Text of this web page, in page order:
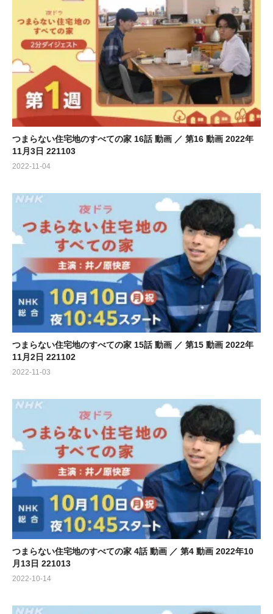
つまらない住宅地のすべての家 16話 動画 ／ 第16 動画 2022年
11月3日 221103
2022-11-04
つまらない住宅地のすべての家 15話 動画 ／ 第15 動画 2022年
11月2日 221102
2022-11-03
つまらない住宅地のすべての家 4話 動画 ／ 第4 動画 2022年10
月13日 221013
2022-10-14